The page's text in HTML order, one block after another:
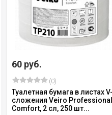
60 руб.
(0)
Туалетная бумага в листах
сложения Veiro
Comfort, 2 сл, 250 шт...